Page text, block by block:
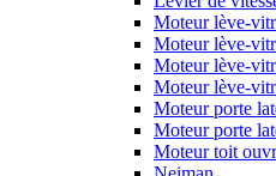
Moteur lève-
Moteur lève-
Moteur lève-
Moteur lève-
Moteur porte
Moteur porte
Moteur toit